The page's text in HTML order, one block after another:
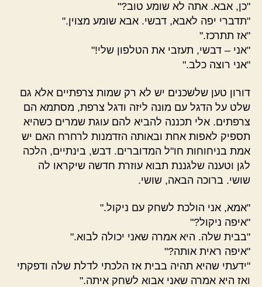
"כן, אבא. אתה לא שומע טוב?"
"תדברי יפה לאבא, דבשי. אבא שומע מצוין."
"אז תתרכז."
"אני – דבשי, תעזבי את הטלפון שלי!"
"אני רוצה כלב."
דורון טען שלשכנים יש לא רק שמות צרפתיים אלא גם
שלט על הדגל עם מונה ליזה ודגל צרפת, מסתמא הם
צרפתים. אלי תכננה להביא להם עוגת שמרים כשהיא
תספיק לאפות אחת ובאותה הזדמנות לרחרח האם יש
אמת בניחוחות חו"ל המדוברים. דבש, בינתיים, הלכה
לגן וטענה שלגננת תבוא עוזרת חדשה שיקראו לה
שושי. ברוכה הבאה, שושי.
"אמא, אני הולכת לשחק עם ניקול."
"איפה ניקול?"
"בבית שלה. היא אמרה שאני יכולה לבוא."
"איפה ראית אותה?"
"ידעתי שהיא תהיה בבית אז הלכתי לדלת שלה ודפקתי
ואז היא אמרה שאני אבוא לשחק איתה."